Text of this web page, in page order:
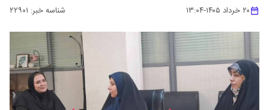
۲۰ خرداد ۱۴۰۵ -۱۳:۰۴ شناسه خبر: ۲۲۹۰۱